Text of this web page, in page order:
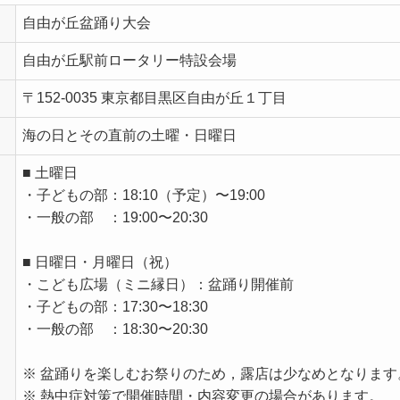
自由が丘盆踊り大会
自由が丘駅前ロータリー特設会場
〒152-0035 東京都目黒区自由が丘１丁目
海の日とその直前の土曜・日曜日
■ 土曜日
・子どもの部：18:10（予定）〜19:00
・一般の部 ：19:00〜20:30
■ 日曜日・月曜日（祝）
・こども広場（ミニ縁日）：盆踊り開催前
・子どもの部：17:30〜18:30
・一般の部 ：18:30〜20:30
※ 盆踊りを楽しむお祭りのため，露店は少なめとなります
※ 熱中症対策で開催時間・内容変更の場合があります。